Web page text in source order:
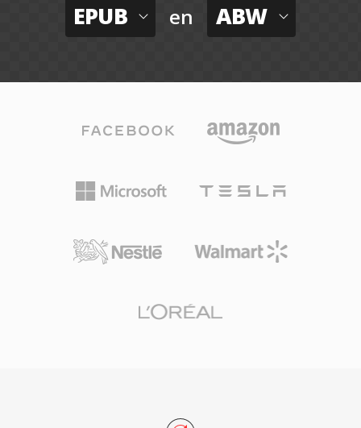
EPUB en ABW